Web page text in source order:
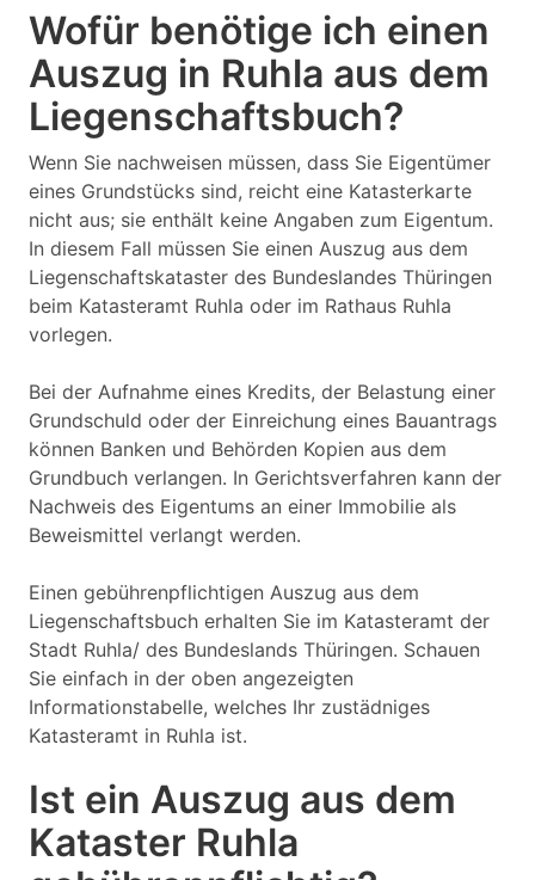
Wofür benötige ich einen
Auszug in Ruhla aus dem
Liegenschaftsbuch?
Wenn Sie nachweisen müssen, dass Sie Eigentümer
eines Grundstücks sind, reicht eine Katasterkarte
nicht aus; sie enthält keine Angaben zum Eigentum.
In diesem Fall müssen Sie einen Auszug aus dem
Liegenschaftskataster des Bundeslandes Thüringen
beim Katasteramt Ruhla oder im Rathaus Ruhla
vorlegen.
Bei der Aufnahme eines Kredits, der Belastung einer
Grundschuld oder der Einreichung eines Bauantrags
können Banken und Behörden Kopien aus dem
Grundbuch verlangen. In Gerichtsverfahren kann der
Nachweis des Eigentums an einer Immobilie als
Beweismittel verlangt werden.
Einen gebührenpflichtigen Auszug aus dem
Liegenschaftsbuch erhalten Sie im Katasteramt der
Stadt Ruhla/ des Bundeslands Thüringen. Schauen
Sie einfach in der oben angezeigten
Informationstabelle, welches Ihr zustädniges
Katasteramt in Ruhla ist.
Ist ein Auszug aus dem
Kataster Ruhla